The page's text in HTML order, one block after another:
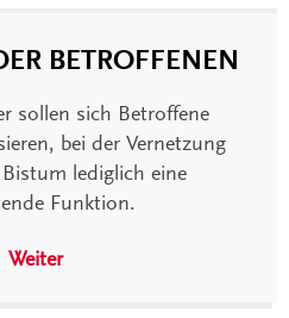
BETROFFENEN
sollen sich Betroffene
bei der Vernetzung
lediglich eine
Funktion.
Weiter